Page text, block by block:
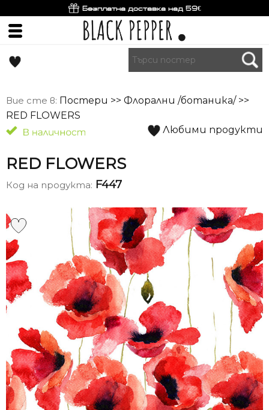
Безплатна доставка над 59€
Вие сте в: Постери >> Флорални /ботаника/>>
RED FLOWERS
Любими продукти
RED FLOWERS
Код на продукта: F447